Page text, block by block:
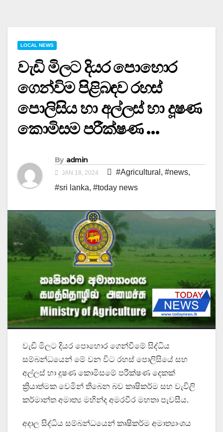
LOCAL NEWS
වැඩි මිලට දියර පොහොර
ගෙන්විම පිළිබඳව රහස්
පොලිසිය හා අල්ලස් හා දූෂණ
කොමිසම පරීක්ෂණ …
By admin
JAN 18, 2024 #Agricultural , #news,
#sri lanka, #today news
වැඩි මිලට දියර පොහොර ගෙන්වීමේ සිද්ධිය
සම්බන්ධයෙන් මේ වන විට රහස් පොලිසියේ සහ
අල්ලස් හා දූෂණ කොමිසමේ පරීක්ෂණ දෙකක්
ක්‍රියාත්මක වෙමින් තිබෙන බව කෘෂිකර්ම සහ වැවිලි
කර්මාන්ත අමාත්‍ය මහින්ද අමරවීර මහතා පැවසීය.
අදාල සිද්ධිය සම්බන්ධයෙන් කෘෂිකර්ම අමාත්‍යාංශය